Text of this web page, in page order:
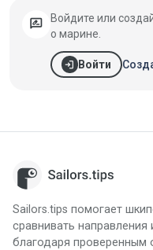
rate_review
Войдите или
о марине.
login Войти
Sailors.tips помогает
сравнивать
благодаря проверенным